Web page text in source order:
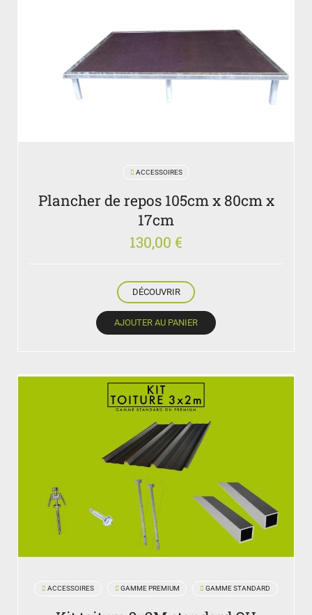
ACCESSOIRES
Plancher de repos 105cm x 80cm x
17cm
130,00 €
DÉCOUVRIR
AJOUTER AU PANIER
ACCESSOIRES GAMME PREMIUM GAMME STANDARD